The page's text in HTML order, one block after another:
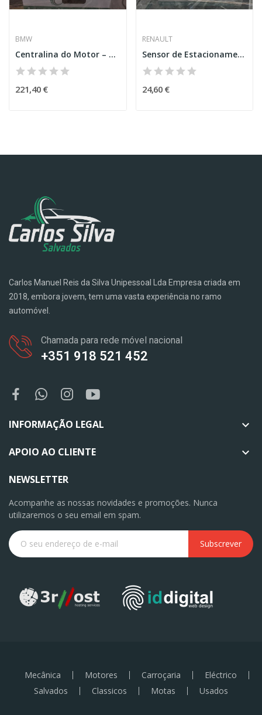
BMW
Centralina do Motor – BMW 3 COUPÉ (E92)
221,40 €
RENAULT
Sensor de Estacionamento – RENAULT MEGANE III...
24,60 €
Carlos Manuel Reis da Silva Unipessoal Lda Empresa criada em
2018, embora jovem, tem uma vasta experiência no ramo
automóvel.
Chamada para rede móvel nacional
+351 918 521 452
INFORMAÇÃO LEGAL 
APOIO AO CLIENTE 
NEWSLETTER
Acompanhe as nossas novidades e promoções. Nunca
utilizaremos o seu email em spam.
Subscrever
Mecânica Motores Carroçaria
Eléctrico
Salvados
Classicos Motas Usados